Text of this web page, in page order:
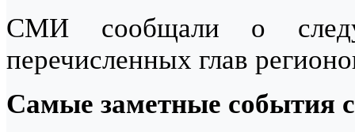
СМИ сообщали о
перечисленных глав
Самые заметные события